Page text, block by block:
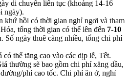
di chuyển liên tục (khoảng 14-16
ngày).
khứ hồi có thời gian nghỉ ngơi và tham
tổng thời gian có thể lên đến 7-10
Số ngày thuê càng nhiều, tổng chi phí
có thể tăng cao vào các dịp lễ, Tết.
thường sẽ bao gồm chi phí xăng dầu,
phí cao tốc. Chi phí ăn ở, nghỉ